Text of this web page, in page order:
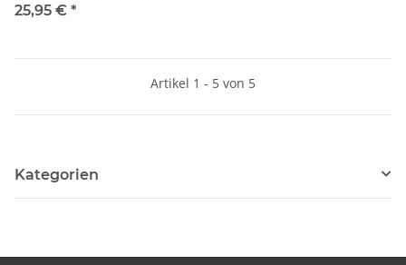
25,95 € *
Artikel 1 - 5 von 5
Kategorien